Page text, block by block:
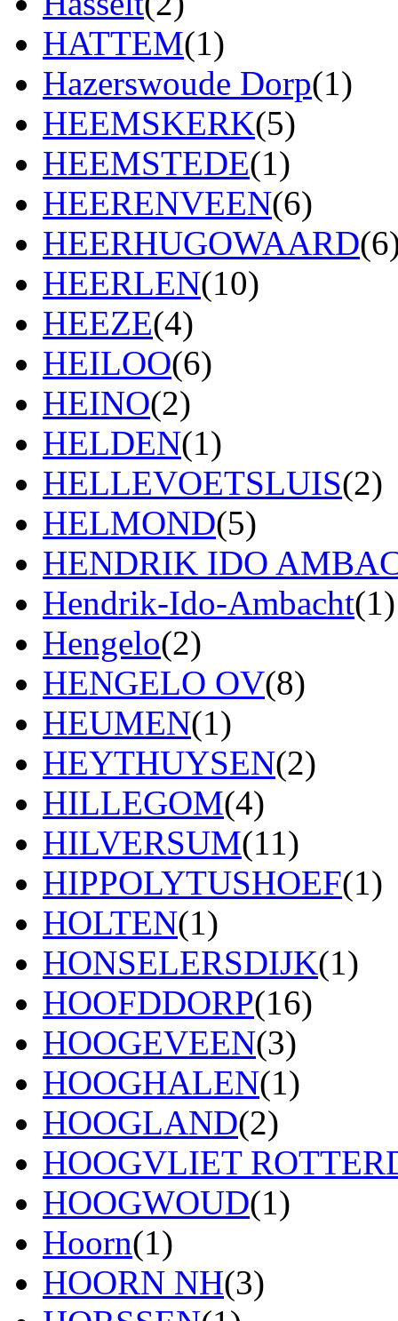
HATTEM(1)
Hazerswoude Dorp(1)
HEEMSKERK(5)
HEEMSTEDE(1)
HEERENVEEN(6)
HEERHUGOWAARD
HEERLEN(10)
HEEZE(4)
HEILOO(6)
HEINO(2)
HELDEN(1)
HELLEVOETSLUIS(2)
HELMOND(5)
HENDRIK IDO
Hendrik-Ido-Ambacht(1)
Hengelo(2)
HENGELO OV(8)
HEUMEN(1)
HEYTHUYSEN(2)
HILLEGOM(4)
HILVERSUM(11)
HIPPOLYTUSHOEF(1)
HOLTEN(1)
HONSELERSDIJK(1)
HOOFDDORP(16)
HOOGEVEEN(3)
HOOGHALEN(1)
HOOGLAND(2)
HOOGVLIET
HOOGWOUD(1)
Hoorn(1)
HOORN NH(3)